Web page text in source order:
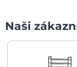
Naši